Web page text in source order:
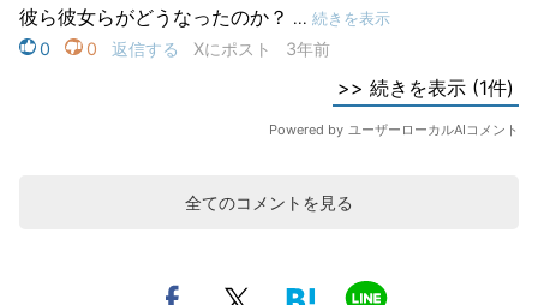
全てのコメントを見る